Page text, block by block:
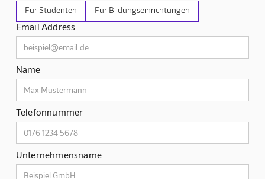
Für Studenten Für Bildungseinrichtungen
Email Address
Name
Telefonnummer
Unternehmensname